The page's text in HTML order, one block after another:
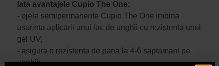
Iata avantajele Cupio The One:
- ojele semipermanente Cupio The One imbina
usurinta aplicarii unui lac de unghii cu rezistenta unui
gel UV;
- asigura o rezistenta de pana la 4-6 saptamani pe
unghii;